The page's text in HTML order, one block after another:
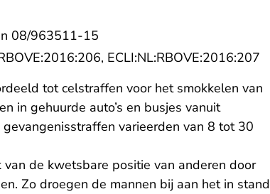
08/963511-15
Rechtspraak.nl - U verlaat Rechtspraak.nl
, ECLI:NL:RBOVE:2016:207
tot celstraffen voor het smokkelen van
in gehuurde auto’s en busjes vanuit
varieerden van 8 tot 30
de kwetsbare positie van anderen door
Zo droegen de mannen bij aan het in stand